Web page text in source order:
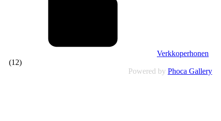
Verkkoperhonen
(12)
Powered by Phoca Gallery